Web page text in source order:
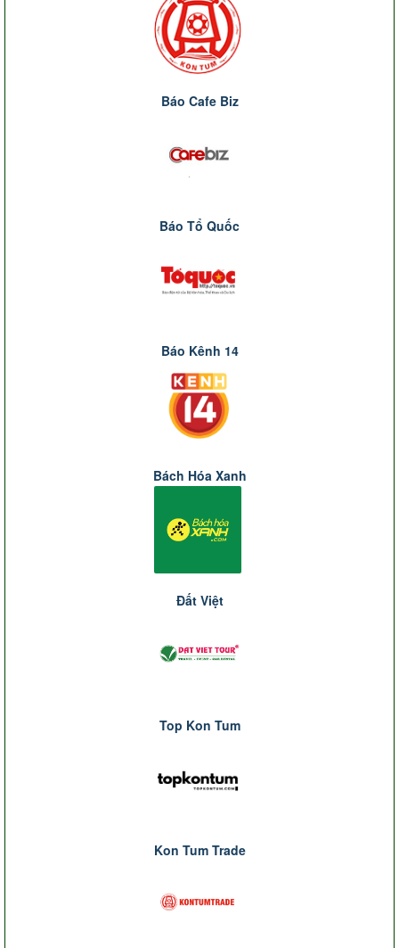
Báo Cafe Biz
Báo Tổ Quốc
Báo Kênh 14
Bách Hóa Xanh
Đất Việt
Top Kon Tum
Kon Tum Trade